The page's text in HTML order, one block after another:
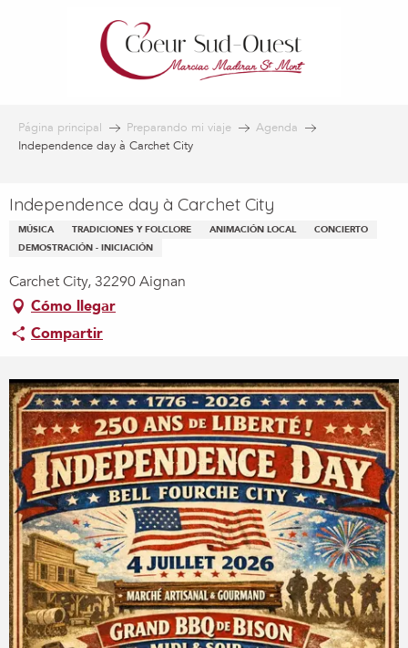
Página principal Preparando mi viaje
Agenda
Independence day à Carchet City
Independence day à Carchet City
MÚSICA TRADICIONES Y FOLCLORE ANIMACIÓN LOCAL
CONCIERTO
DEMOSTRACIÓN - INICIACIÓN
Carchet City, 32290 Aignan
Cómo llegar
Compartir